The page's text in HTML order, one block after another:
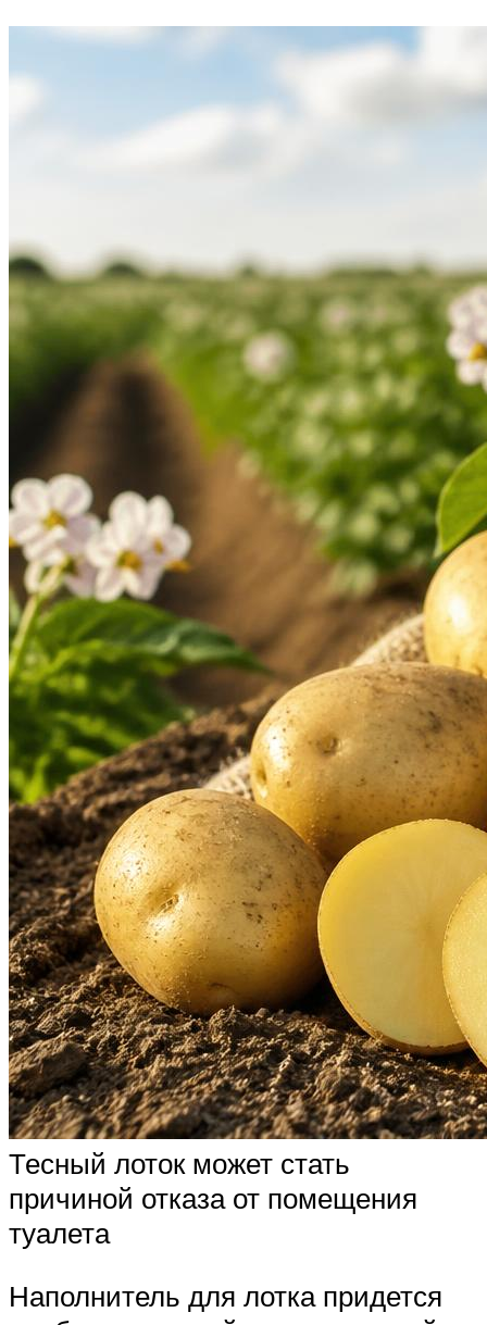
Тесный лоток может стать
причиной отказа от помещения
туалета
Наполнитель для лотка придется